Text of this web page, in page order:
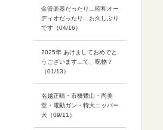
金管楽器だったり…昭和オー
ディオだったり…お久しぶり
です（04/16）
2025年 あけましておめでと
うございます…て、呪物？
（01/13）
名越正晴・市橋鷺山・尚美
堂・電動ガン・特大ニッパー
犬（09/11）